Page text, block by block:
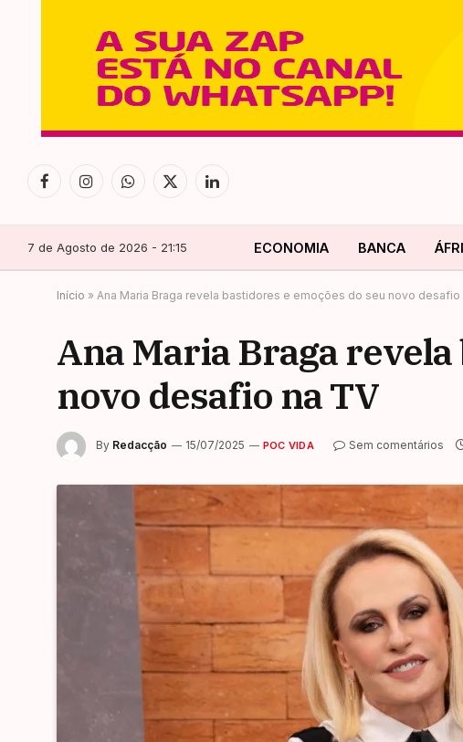
FacebookInstagramWhatsApp
X
LinkedIn
7 de Agosto de 2026 - 21:15 ECONOMIA BANCA
Início » Ana Maria Braga revela bastidores e emoções do seu novo desafio
Ana Maria Braga
novo desafio na TV
By Redacção 15/07/2025 POC VIDA Sem comentários